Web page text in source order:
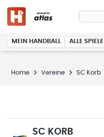
MEIN HANDBALL ALLE SPIELE
Home Vereine SC Korb
SC KORB